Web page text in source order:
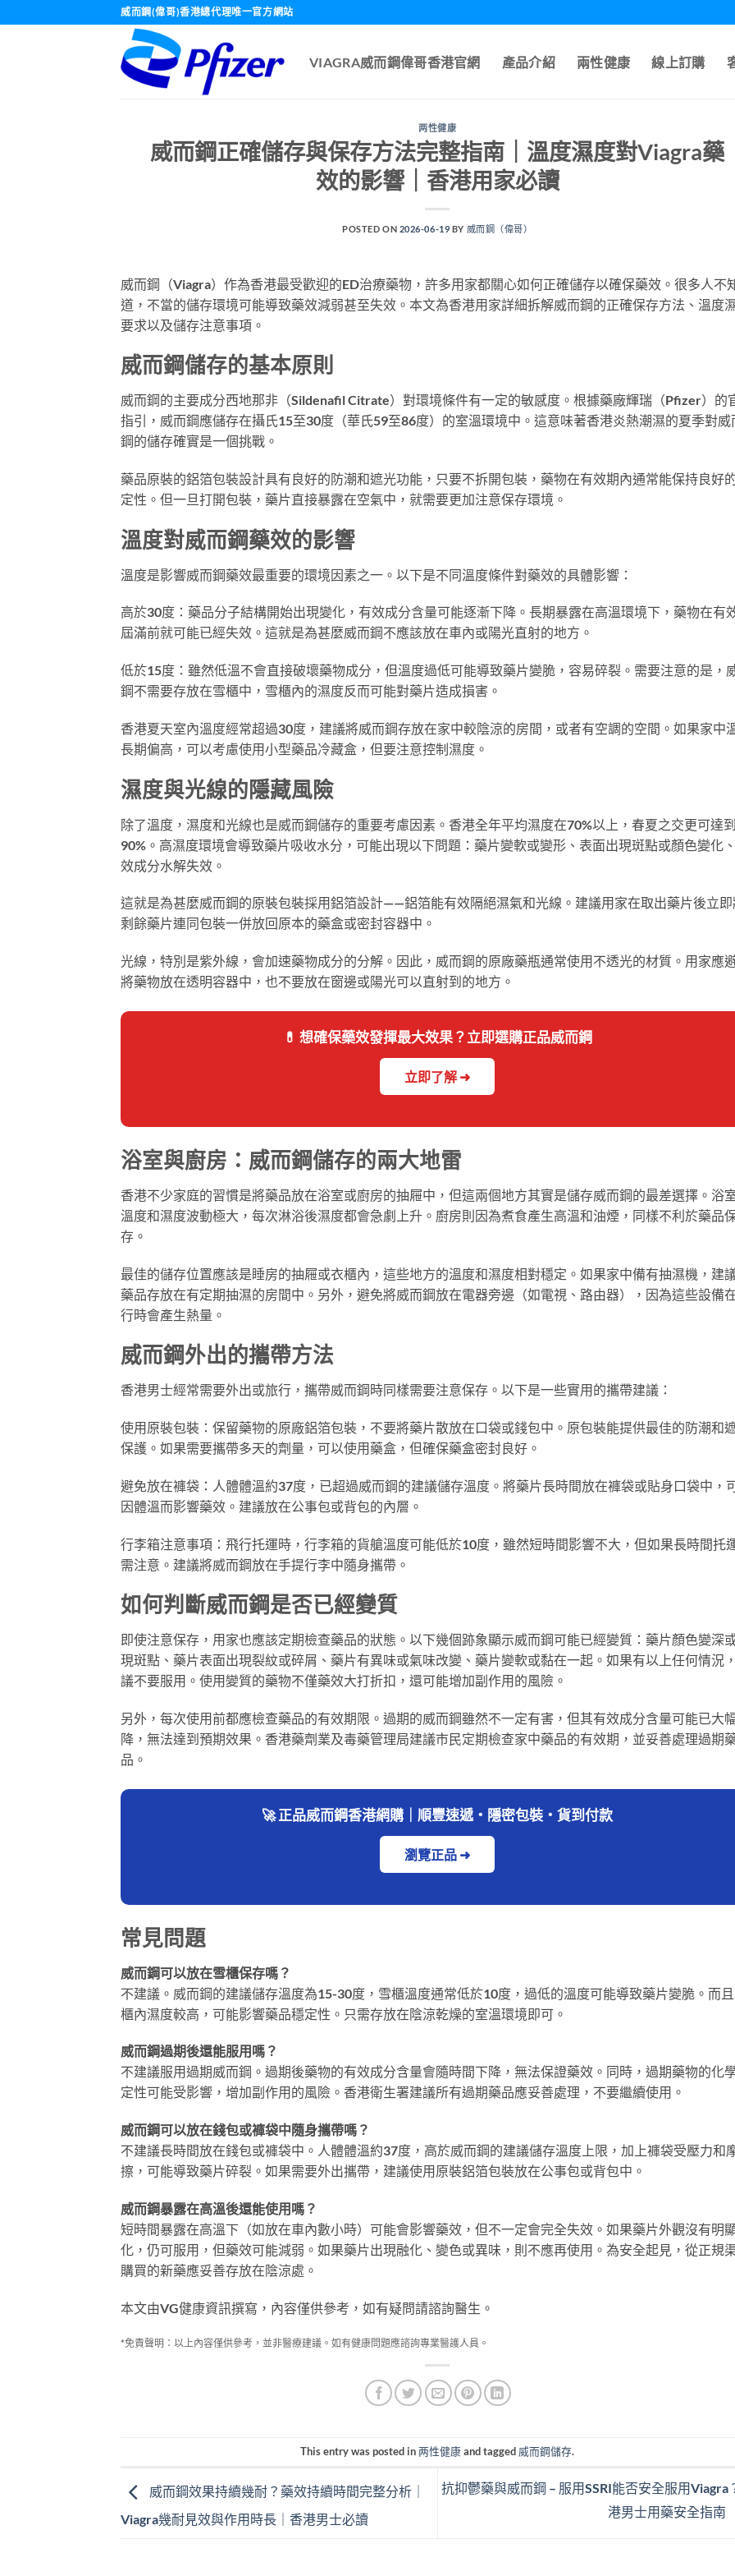
威而鋼(偉哥)香港總代理唯一官方網站
VIAGRA威而鋼偉哥香港官網 產品介紹 兩性健康 線上訂購
两性健康
威而鋼正確儲存與保存方法完整指南｜溫度濕度對Viagra藥
效的影響｜香港用家必讀
POSTED ON 2026-06-19 BY 威而鋼（偉哥）
威而鋼（Viagra）作為香港最受歡迎的ED治療藥物，許多用家都關心如何正確儲存以確保藥效。很多人不
道，不當的儲存環境可能導致藥效減弱甚至失效。本文為香港用家詳細拆解威而鋼的正確保存方法、溫度
要求以及儲存注意事項。
威而鋼儲存的基本原則
威而鋼的主要成分西地那非（Sildenafil Citrate）對環境條件有一定的敏感度。根據藥廠輝瑞（Pfizer）的
指引，威而鋼應儲存在攝氏15至30度（華氏59至86度）的室溫環境中。這意味著香港炎熱潮濕的夏季對威
鋼的儲存確實是一個挑戰。
藥品原裝的鋁箔包裝設計具有良好的防潮和遮光功能，只要不拆開包裝，藥物在有效期內通常能保持良好
定性。但一旦打開包裝，藥片直接暴露在空氣中，就需要更加注意保存環境。
溫度對威而鋼藥效的影響
溫度是影響威而鋼藥效最重要的環境因素之一。以下是不同溫度條件對藥效的具體影響：
高於30度：藥品分子結構開始出現變化，有效成分含量可能逐漸下降。長期暴露在高溫環境下，藥物在有
屆滿前就可能已經失效。這就是為甚麼威而鋼不應該放在車內或陽光直射的地方。
低於15度：雖然低溫不會直接破壞藥物成分，但溫度過低可能導致藥片變脆，容易碎裂。需要注意的是，
鋼不需要存放在雪櫃中，雪櫃內的濕度反而可能對藥片造成損害。
香港夏天室內溫度經常超過30度，建議將威而鋼存放在家中較陰涼的房間，或者有空調的空間。如果家中
長期偏高，可以考慮使用小型藥品冷藏盒，但要注意控制濕度。
濕度與光線的隱藏風險
除了溫度，濕度和光線也是威而鋼儲存的重要考慮因素。香港全年平均濕度在70%以上，春夏之交更可達到
90%。高濕度環境會導致藥片吸收水分，可能出現以下問題：藥片變軟或變形、表面出現斑點或顏色變化
效成分水解失效。
這就是為甚麼威而鋼的原裝包裝採用鋁箔設計——鋁箔能有效隔絕濕氣和光線。建議用家在取出藥片後立
剩餘藥片連同包裝一併放回原本的藥盒或密封容器中。
光線，特別是紫外線，會加速藥物成分的分解。因此，威而鋼的原廠藥瓶通常使用不透光的材質。用家應
將藥物放在透明容器中，也不要放在窗邊或陽光可以直射到的地方。
💊 想確保藥效發揮最大效果？立即選購正品威而鋼
立即了解 ➜
浴室與廚房：威而鋼儲存的兩大地雷
香港不少家庭的習慣是將藥品放在浴室或廚房的抽屜中，但這兩個地方其實是儲存威而鋼的最差選擇。浴
溫度和濕度波動極大，每次淋浴後濕度都會急劇上升。廚房則因為煮食產生高溫和油煙，同樣不利於藥品
存。
最佳的儲存位置應該是睡房的抽屜或衣櫃內，這些地方的溫度和濕度相對穩定。如果家中備有抽濕機，建
藥品存放在有定期抽濕的房間中。另外，避免將威而鋼放在電器旁邊（如電視、路由器），因為這些設備
行時會產生熱量。
威而鋼外出的攜帶方法
香港男士經常需要外出或旅行，攜帶威而鋼時同樣需要注意保存。以下是一些實用的攜帶建議：
使用原裝包裝：保留藥物的原廠鋁箔包裝，不要將藥片散放在口袋或錢包中。原包裝能提供最佳的防潮和
保護。如果需要攜帶多天的劑量，可以使用藥盒，但確保藥盒密封良好。
避免放在褲袋：人體體溫約37度，已超過威而鋼的建議儲存溫度。將藥片長時間放在褲袋或貼身口袋中，
因體溫而影響藥效。建議放在公事包或背包的內層。
行李箱注意事項：飛行托運時，行李箱的貨艙溫度可能低於10度，雖然短時間影響不大，但如果長時間托
需注意。建議將威而鋼放在手提行李中隨身攜帶。
如何判斷威而鋼是否已經變質
即使注意保存，用家也應該定期檢查藥品的狀態。以下幾個跡象顯示威而鋼可能已經變質：藥片顏色變深
現斑點、藥片表面出現裂紋或碎屑、藥片有異味或氣味改變、藥片變軟或黏在一起。如果有以上任何情況
議不要服用。使用變質的藥物不僅藥效大打折扣，還可能增加副作用的風險。
另外，每次使用前都應檢查藥品的有效期限。過期的威而鋼雖然不一定有害，但其有效成分含量可能已大
降，無法達到預期效果。香港藥劑業及毒藥管理局建議市民定期檢查家中藥品的有效期，並妥善處理過期
品。
🚀 正品威而鋼香港網購｜順豐速遞・隱密包裝・貨到付款
瀏覽正品 ➜
常見問題
威而鋼可以放在雪櫃保存嗎？
不建議。威而鋼的建議儲存溫度為15-30度，雪櫃溫度通常低於10度，過低的溫度可能導致藥片變脆。而
櫃內濕度較高，可能影響藥品穩定性。只需存放在陰涼乾燥的室溫環境即可。
威而鋼過期後還能服用嗎？
不建議服用過期威而鋼。過期後藥物的有效成分含量會隨時間下降，無法保證藥效。同時，過期藥物的化
定性可能受影響，增加副作用的風險。香港衛生署建議所有過期藥品應妥善處理，不要繼續使用。
威而鋼可以放在錢包或褲袋中隨身攜帶嗎？
不建議長時間放在錢包或褲袋中。人體體溫約37度，高於威而鋼的建議儲存溫度上限，加上褲袋受壓力和
擦，可能導致藥片碎裂。如果需要外出攜帶，建議使用原裝鋁箔包裝放在公事包或背包中。
威而鋼暴露在高溫後還能使用嗎？
短時間暴露在高溫下（如放在車內數小時）可能會影響藥效，但不一定會完全失效。如果藥片外觀沒有明
化，仍可服用，但藥效可能減弱。如果藥片出現融化、變色或異味，則不應再使用。為安全起見，從正規
購買的新藥應妥善存放在陰涼處。
本文由VG健康資訊撰寫，內容僅供參考，如有疑問請諮詢醫生。
*免責聲明：以上內容僅供參考，並非醫療建議。如有健康問題應諮詢專業醫護人員。
This entry was posted in两性健康and tagged 威而鋼儲存.
威而鋼效果持續幾耐？藥效持續時間完整分析｜
Viagra幾耐見效與作用時長｜香港男士必讀
抗抑鬱藥與威而鋼 – 服用SSRI能否安全服用Viagra
港男士用藥安全指南